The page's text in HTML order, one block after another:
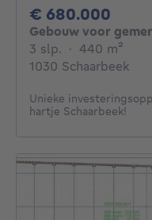
€ 680.000
Gebouw voor
3 slp. 3 slaapkamers
· 440 m²
1030 Schaarbeek
Unieke
hartje Schaarbeek!